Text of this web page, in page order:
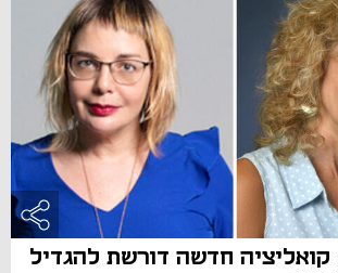
חדשה דורשת להגדיל